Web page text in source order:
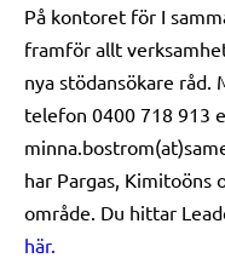
På kontoret för I
framför allt
nya stödansökare råd.
telefon 0400 718 913
har Pargas, Kimitoöns
område. Du hittar
här.